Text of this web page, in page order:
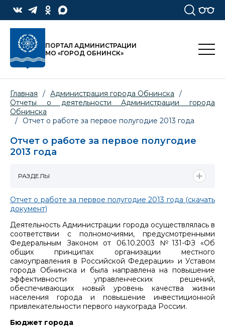
ПОРТАЛ АДМИНИСТРАЦИИ
МО «ГОРОД ОБНИНСК»
Главная / Администрация города Обнинска
/
Отчеты о деятельности Администрации города
Обнинска
/
Отчет о работе за первое полугодие 2013 года
Отчет о работе за первое полугодие
2013 года
Отчет о работе за первое полугодие 2013 года (скачать
документ)
Деятельность Администрации города осуществлялась в
соответствии с полномочиями, предусмотренными
Федеральным Законом от 06.10.2003 №131-ФЗ «Об
общих принципах организации местного
самоуправления в Российской Федерации» и Уставом
города Обнинска и была направлена на повышение
эффективности управленческих решений,
обеспечивающих новый уровень качества жизни
населения города и повышение инвестиционной
привлекательности первого наукограда России.
Бюджет города
РАЗДЕЛЫ